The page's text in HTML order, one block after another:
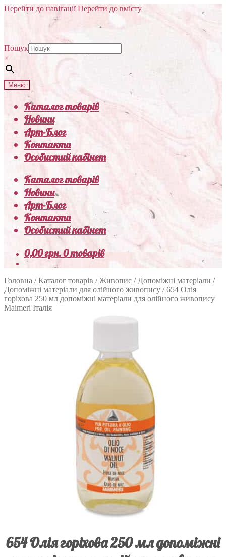
Перейти до навігації Перейти до вмісту
Пошук
×
Меню
Каталог товарів
Новини
Арт-Блог
Контакти
Особистий кабінет
Каталог товарів
Новини
Арт-Блог
Контакти
Особистий кабінет
0,00грн.0 товарів
Головна /Каталог товарів /Живопис / Допоміжні матеріали /
Допоміжні матеріали для олійного живопису /654 Олія
горіхова 250 мл допоміжні матеріали для олійного живопису
Maimeri Італія
654 Олія горіхова 250 мл допоміжні